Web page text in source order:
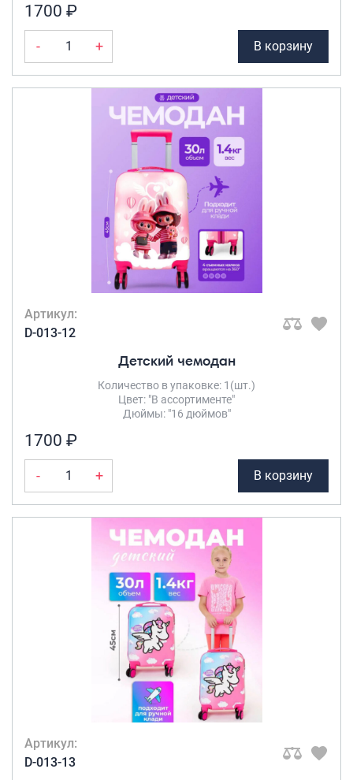
1700 ₽
- + В корзину
Артикул:
D-013-12
Детский чемодан
Количество в упаковке: 1(шт.)
Цвет: "В ассортименте"
Дюймы: "16 дюймов"
1700 ₽
- + В корзину
Артикул:
D-013-13